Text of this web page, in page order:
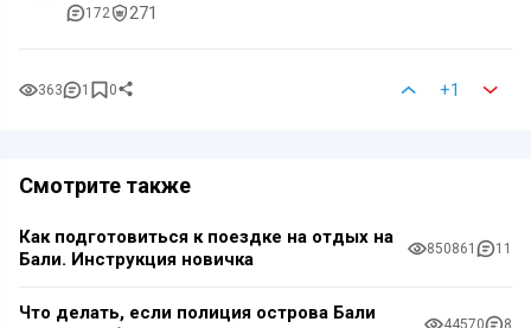
172 271
363 1 0 +1
Смотрите также
Как подготовиться к поездке на отдых на
Бали. Инструкция новичка
850861 11
Что делать, если полиция острова Бали